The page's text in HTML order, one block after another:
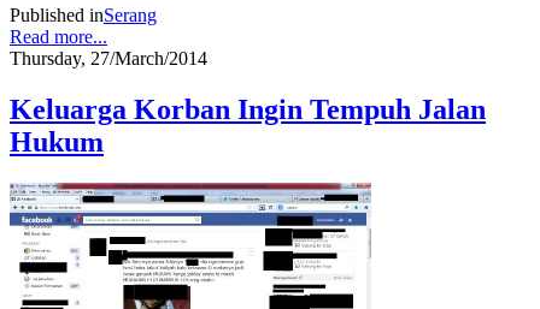
Published inSerang
Read more...
Thursday, 27/March/2014
Keluarga Korban Ingin Tempuh Jalan
Hukum